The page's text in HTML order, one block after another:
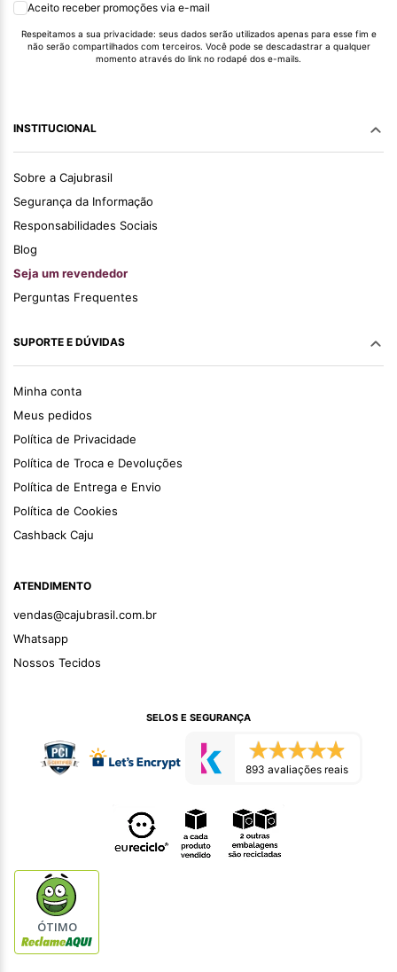
Aceito receber promoções via e-mail
Respeitamos a sua privacidade: seus dados serão utilizados apenas para esse fim e
não serão compartilhados com terceiros. Você pode se descadastrar a qualquer
momento através do link no rodapé dos e-mails.
INSTITUCIONAL
Sobre a Cajubrasil
Segurança da Informação
Responsabilidades Sociais
Blog
Seja um revendedor
Perguntas Frequentes
SUPORTE E DÚVIDAS
Minha conta
Meus pedidos
Política de Privacidade
Política de Troca e Devoluções
Política de Entrega e Envio
Política de Cookies
Cashback Caju
ATENDIMENTO
vendas@cajubrasil.com.br
Whatsapp
Nossos Tecidos
SELOS E SEGURANÇA
893 avaliações reais
ÓTIMO